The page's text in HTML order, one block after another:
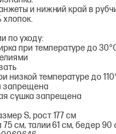
и нижний край в
хлопок.
по уходу:
при температуре до
низкой температуре до
запрещена
сушка запрещена
S, рост 177 см
75 см, талии 61 см, бедер 90